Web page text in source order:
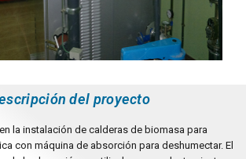
del proyecto
la instalación de calderas de biomasa para
con máquina de absorción para deshumectar. El